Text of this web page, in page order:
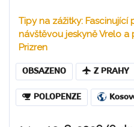
Tipy na zážitky:
návštěvou jeskyně Vrelo
Prizren
OBSAZENO Z PRAHY
POLOPENZE